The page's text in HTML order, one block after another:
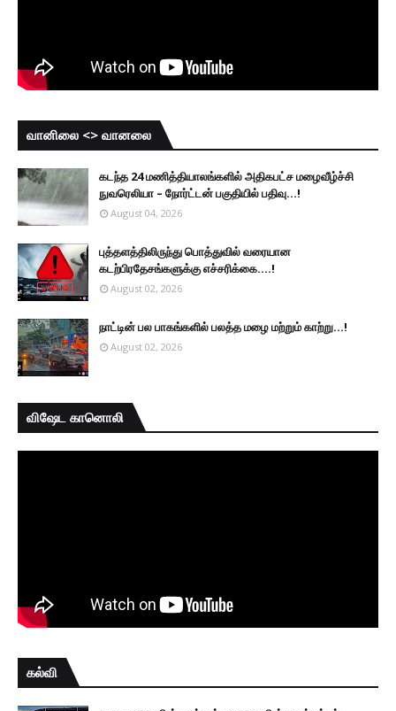
வானிலை <> வானலை
கடந்த 24 மணித்தியாலங்களில் அதிகபட்ச மழைவீழ்ச்சி
நுவரெலியா – நோர்ட்டன் பகுதியில் பதிவு...!
August 04, 2026
புத்தளத்திலிருந்து பொத்துவில் வரையான
கடற்பிரதேசங்களுக்கு எச்சரிக்கை....!
August 02, 2026
நாட்டின் பல பாகங்களில் பலத்த மழை மற்றும் காற்று...!
August 02, 2026
விஷேட கானொலி
கல்வி